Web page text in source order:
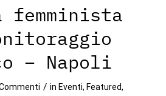
femminista
– Napoli
/ in Eventi, Featured,